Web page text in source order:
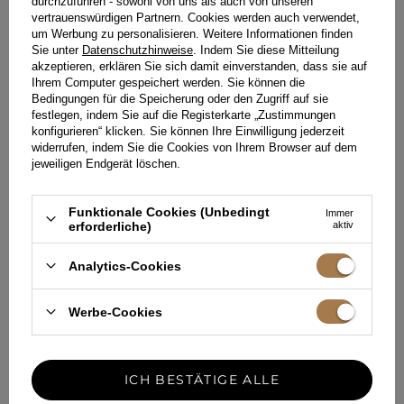
FIROOZE - BEIGER ROCK MIT
GOLDENEN STREIFEN
XXL
129,00 €
DJIHENE - BEIGEFARBENER
ROCK AUS WOLLGEMISCH
XXS XS XL XXL
149,00 €
ORKIDE –
SCHOKOLADENROCK AUS
PAMIRA – SCHWARZER ROCK
MIT VERSTECKTEN SHORTS
vertrauenswürdigen Partnern. Cookies werden auch verwendet,
um Werbung zu personalisieren. Weitere Informationen finden
Sie unter Datenschutzhinweise . Indem Sie diese Mitteilung
akzeptieren, erklären Sie sich damit einverstanden, dass sie auf
Ihrem Computer gespeichert werden. Sie können die
Bedingungen für die Speicherung oder den Zugriff auf sie
festlegen, indem Sie auf die Registerkarte „Zustimmungen
konfigurieren“ klicken. Sie können Ihre Einwilligung jederzeit
widerrufen, indem Sie die Cookies von Ihrem Browser auf dem
jeweiligen Endgerät löschen.
Funktionale Cookies (Unbedingt
erforderliche)
Immer
aktiv
Analytics-Cookies
Werbe-Cookies
ICH BESTÄTIGE ALLE